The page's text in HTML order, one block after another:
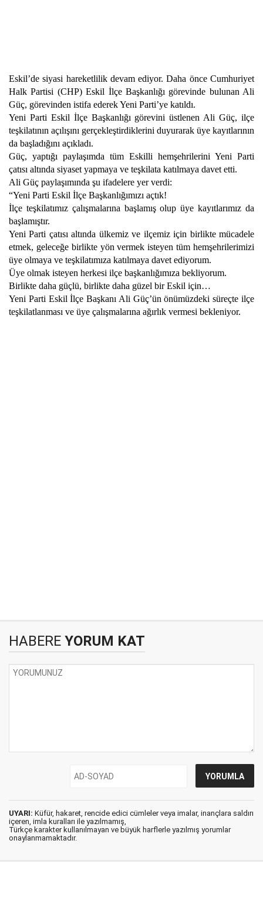
Eskil’de siyasi hareketlilik devam ediyor. Daha önce Cumhuriyet
Halk Partisi (CHP) Eskil İlçe Başkanlığı görevinde bulunan Ali
Güç, görevinden istifa ederek Yeni Parti’ye katıldı.
Yeni Parti Eskil İlçe Başkanlığı görevini üstlenen Ali Güç, ilçe
teşkilatının açılışını gerçekleştirdiklerini duyurarak üye kayıtlarının
da başladığını açıkladı.
Güç, yaptığı paylaşımda tüm Eskilli hemşehrilerini Yeni Parti
çatısı altında siyaset yapmaya ve teşkilata katılmaya davet etti.
Ali Güç paylaşımında şu ifadelere yer verdi:
“Yeni Parti Eskil İlçe Başkanlığımızı açtık!
İlçe teşkilatımız çalışmalarına başlamış olup üye kayıtlarımız da
başlamıştır.
Yeni Parti çatısı altında ülkemiz ve ilçemiz için birlikte mücadele
etmek, geleceğe birlikte yön vermek isteyen tüm hemşehrilerimizi
üye olmaya ve teşkilatımıza katılmaya davet ediyorum.
Üye olmak isteyen herkesi ilçe başkanlığımıza bekliyorum.
Birlikte daha güçlü, birlikte daha güzel bir Eskil için…
Yeni Parti Eskil İlçe Başkanı Ali Güç’ün önümüzdeki süreçte ilçe
teşkilatlanması ve üye çalışmalarına ağırlık vermesi bekleniyor.
HABERE YORUM KAT
UYARI: Küfür, hakaret, rencide edici cümleler veya imalar, inançlara saldırı
içeren, imla kuralları ile yazılmamış,
Türkçe karakter kullanılmayan ve büyük harflerle yazılmış yorumlar
onaylanmamaktadır.